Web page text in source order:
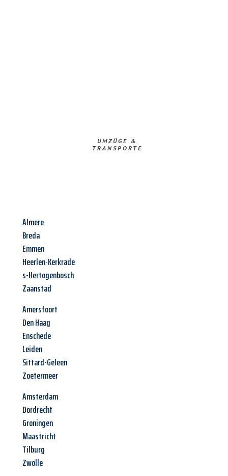
UMZÜGE &
TRANSPORTE
Almere
Breda
Emmen
Heerlen-Kerkrade
s-Hertogenbosch
Zaanstad
Amersfoort
Den Haag
Enschede
Leiden
Sittard-Geleen
Zoetermeer
Amsterdam
Dordrecht
Groningen
Maastricht
Tilburg
Zwolle